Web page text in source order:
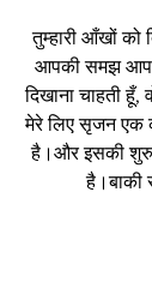
तुम्हारी आँखों
आपकी समझ
दिखाना चाहती हूँ,
मेरे लिए सृजन एक
है।और इसकी
है।बाकी